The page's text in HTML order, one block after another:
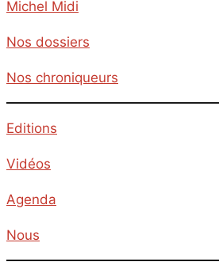
Michel Midi
Nos dossiers
Nos chroniqueurs
Editions
Vidéos
Agenda
Nous